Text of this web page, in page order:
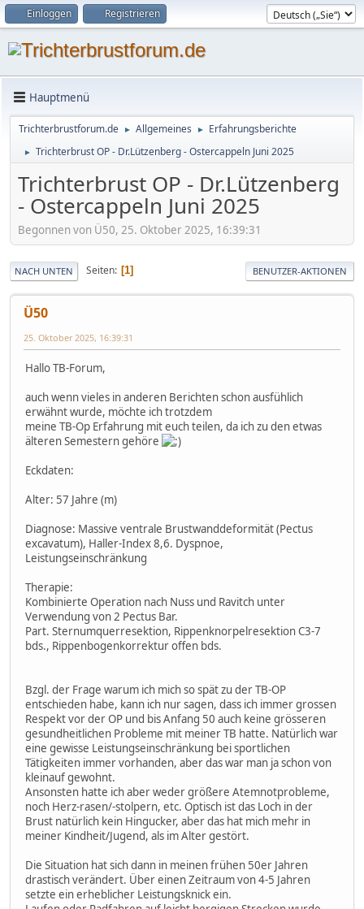
Einloggen Registrieren
Hauptmenü
Trichterbrustforum.de ► Allgemeines ► Erfahrungsberichte
► Trichterbrust OP - Dr.Lützenberg - Ostercappeln Juni 2025
Trichterbrust OP - Dr.Lützenberg
- Ostercappeln Juni 2025
Begonnen von Ü50, 25. Oktober 2025, 16:39:31
NACH UNTEN Seiten 1 BENUTZER-AKTIONEN
Ü50
25. Oktober 2025, 16:39:31
Hallo TB-Forum,
auch wenn vieles in anderen Berichten schon ausfühlich
erwähnt wurde, möchte ich trotzdem
meine TB-Op Erfahrung mit euch teilen, da ich zu den etwas
älteren Semestern gehöre
Eckdaten:
Alter: 57 Jahre (m)
Diagnose: Massive ventrale Brustwanddeformität (Pectus
excavatum), Haller-Index 8,6. Dyspnoe,
Leistungseinschränkung
Therapie:
Kombinierte Operation nach Nuss und Ravitch unter
Verwendung von 2 Pectus Bar.
Part. Sternumquerresektion, Rippenknorpelresektion C3-7
bds., Rippenbogenkorrektur offen bds.
Bzgl. der Frage warum ich mich so spät zu der TB-OP
entschieden habe, kann ich nur sagen, dass ich immer grossen
Respekt vor der OP und bis Anfang 50 auch keine grösseren
gesundheitlichen Probleme mit meiner TB hatte. Natürlich war
eine gewisse Leistungseinschränkung bei sportlichen
Tätigkeiten immer vorhanden, aber das war man ja schon von
kleinauf gewohnt.
Ansonsten hatte ich aber weder größere Atemnotprobleme,
noch Herz-rasen/-stolpern, etc. Optisch ist das Loch in der
Brust natürlich kein Hingucker, aber das hat mich mehr in
meiner Kindheit/Jugend, als im Alter gestört.
Die Situation hat sich dann in meinen frühen 50er Jahren
drastisch verändert. Über einen Zeitraum von 4-5 Jahren
setzte ein erheblicher Leistungsknick ein.